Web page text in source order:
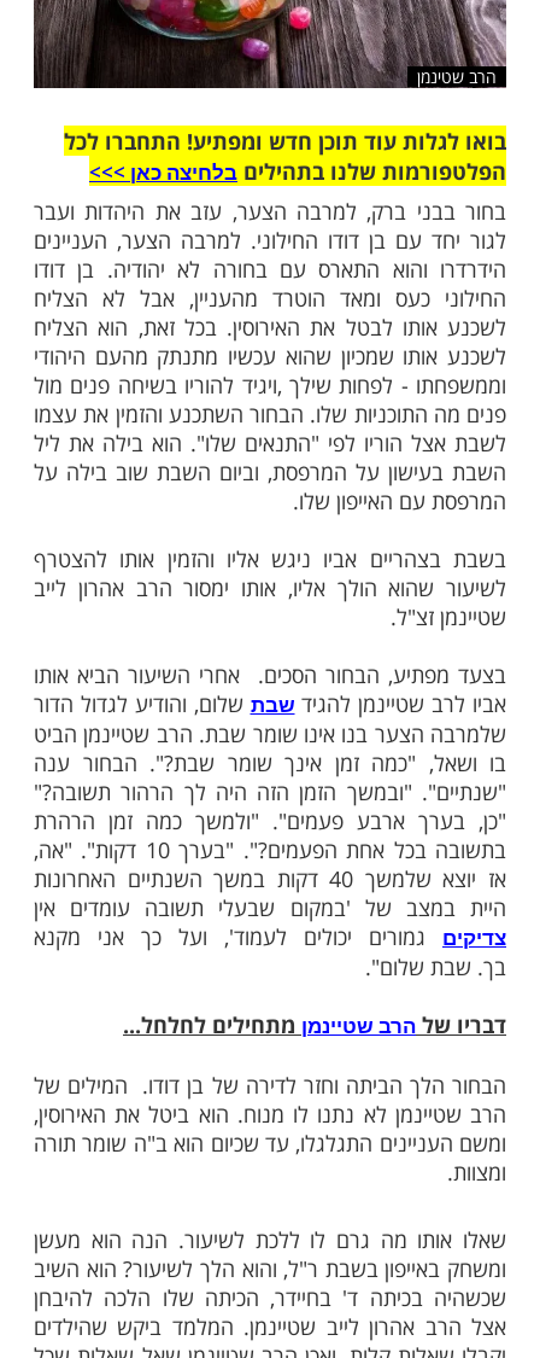
עוד תוכן חדש ומפתיע! התחברו לכל
שלנו בתהיליםבלחיצה כאן >>>​
ברק, למרבה הצער, עזב את היהדות ועבר
עם בן דודו החילוני. למרבה הצער, העניינים
כעס ומאד הוטרד מהעניין, אבל לא הצליח
לבטל את האירוסין. בכל זאת, הוא הצליח
- לפחות שילך ,ויגיד להוריו בשיחה פנים מול
שלו. הבחור השתכנע והזמין את עצמו
הוריו לפי "התנאים שלו". הוא בילה את ליל
על המרפסת, וביום השבת שוב בילה על
האייפון שלו.
אביו ניגש אליו והזמין אותו להצטרף
הולך אליו, אותו ימסור הרב אהרון לייב
הבחור הסכים. אחרי השיעור הביא אותו
שטיינמן להגידשבתשלום, והודיע לגדול הדור
בנו אינו שומר שבת. הרב שטיינמן הביט
"כמה זמן אינך שומר שבת?". הבחור ענה
"ובמשך הזמן הזה היה לך הרהור תשובה?"
ארבע פעמים". "ולמשך כמה זמן הרהרת
בתשובה בכל אחת הפעמים?". "בערך 10 דקות". "אה,
אז יוצא שלמשך 40 דקות במשך השנתיים האחרונות
של 'במקום שבעלי תשובה עומדים אין